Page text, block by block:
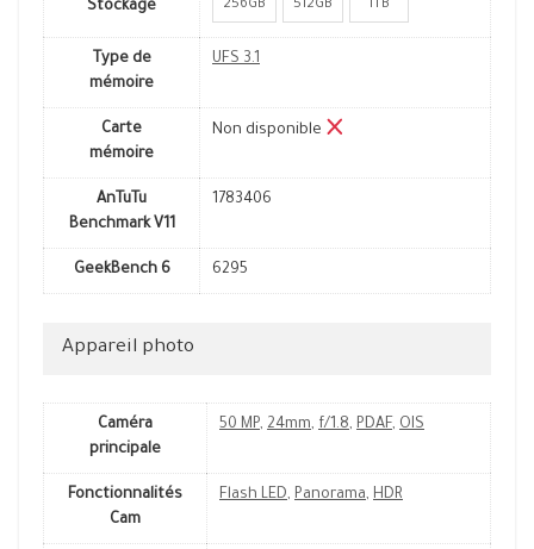
Stockage 256GB 512GB 1TB
Type de
mémoire
UFS 3.1
Carte
mémoire
Non disponible
AnTuTu
Benchmark V11
1783406
GeekBench 6 6295
Appareil photo
Caméra
principale
50 MP, 24mm, f/1.8, PDAF, OIS
Fonctionnalités
Cam
Flash LED, Panorama, HDR